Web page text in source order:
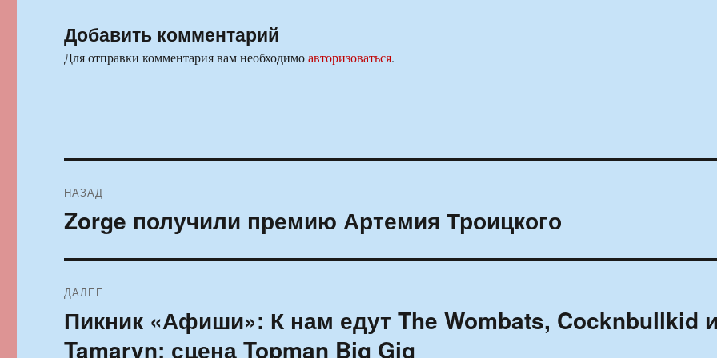
Добавить комментарий
Для отправки комментария вам необходимоавторизоваться.
по
НАЗАД
Предыдущая
запись:
Zorge получили премию Артемия Троицкого
ДАЛЕЕ
Следующая
запись:
Пикник «Афиши»: К нам едут The Wombats, Cocknbullkid
Tamaryn: сцена Topman Big Gig